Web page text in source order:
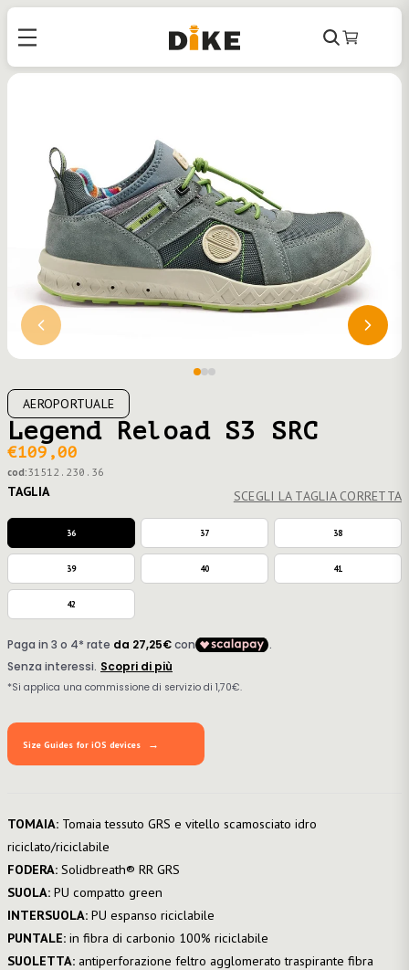
Cerca
Carrello
AEROPORTUALE
Legend Reload S3 SRC
€109,00
cod:31512.230.36
TAGLIA SCEGLI LA TAGLIA CORRETTA
36 37 38
39 40 41
42
Size Guides for iOS devices
TOMAIA: Tomaia tessuto GRS e vitello scamosciato idro
riciclato/riciclabile
FODERA: Solidbreath® RR GRS
SUOLA: PU compatto green
INTERSUOLA: PU espanso riciclabile
PUNTALE: in fibra di carbonio 100% riciclabile
SUOLETTA: antiperforazione feltro agglomerato traspirante fibra